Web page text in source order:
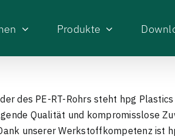
Produkte
des PE-RT-Rohrs steht hpg
Qualität und kompromisslose
unserer Werkstoffkompetenz ist